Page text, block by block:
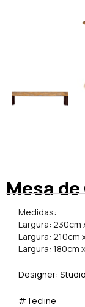
Mesa
Medidas:
Largura: 230cm
Largura: 210cm
Largura: 180cm
Designer:
#Tecline